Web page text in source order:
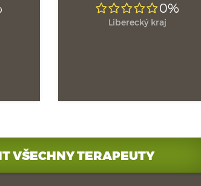
0%
Liberecký kraj
VŠECHNY TERAPEUTY